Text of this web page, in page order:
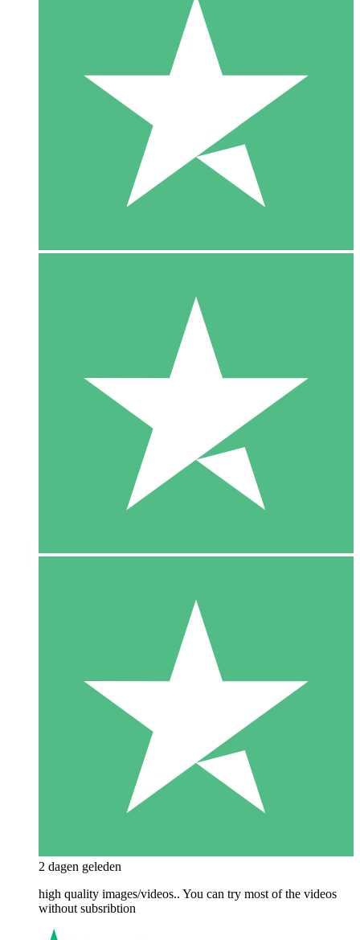
2 dagen geleden
high quality images/videos.. You can try most of the videos
without subsribtion